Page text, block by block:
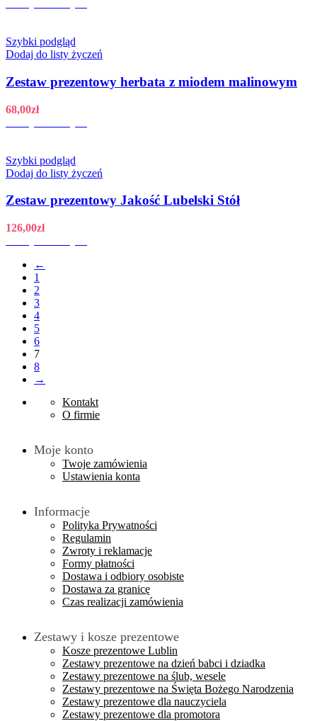
Szybki podgląd
Dodaj do listy życzeń
Zestaw prezentowy herbata z miodem malinowym
68,00zł
Szybki podgląd
Dodaj do listy życzeń
Zestaw prezentowy Jakość Lubelski Stół
126,00zł
←
1
2
3
4
5
6
7
8
→
Kontakt
O firmie
Moje konto
Twoje zamówienia
Ustawienia konta
Informacje
Polityka Prywatności
Regulamin
Zwroty i reklamacje
Formy płatności
Dostawa i odbiory osobiste
Dostawa za granicę
Czas realizacji zamówienia
Zestawy i kosze prezentowe
Kosze prezentowe Lublin
Zestawy prezentowe na dzień babci i dziadka
Zestawy prezentowe na ślub, wesele
Zestawy prezentowe na Święta Bożego Narodzenia
Zestawy prezentowe dla nauczyciela
Zestawy prezentowe dla promotora